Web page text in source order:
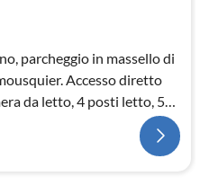
parcheggio in massello di
Accesso diretto
da letto, 4 posti letto, 50